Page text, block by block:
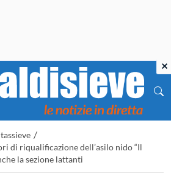
/
di riqualificazione dell’asilo nido “Il
la sezione lattanti
×